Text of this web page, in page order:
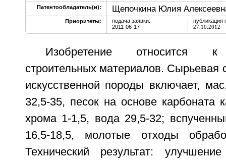
Патентообладатель(и): Щепочкина Юлия
Приоритеты:
подача заявки:
2011-06-17
публикация
27.10.2012
Изобретение относится к
строительных материалов. Сырьевая
искусственной породы включает,
32,5-35, песок на основе карбоната
хрома 1-1,5, вода 29,5-32;
16,5-18,5, молотые отходы
Технический результат: